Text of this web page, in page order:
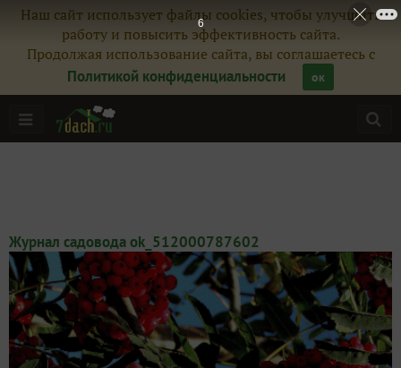
Наш сайт использует файлы cookies, чтобы улучшить
работу и повысить эффективность сайта.
Продолжая использование сайта, вы соглашаетесь с
Политикой конфиденциальности
ок
Журнал садовода ok_512000787602
5